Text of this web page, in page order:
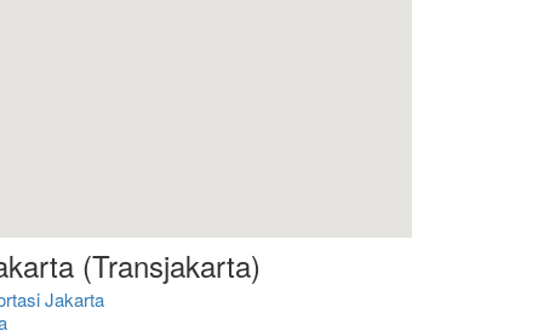
(Transjakarta)
Jakarta